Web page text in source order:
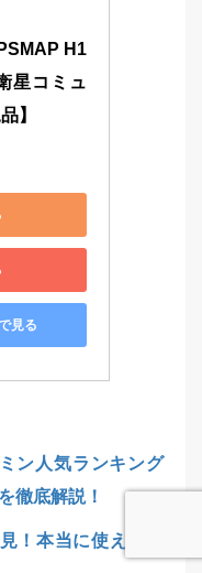
H1
星コミュ
】
見る
ン人気ランキング
徹底解説！
！本当に使えるお